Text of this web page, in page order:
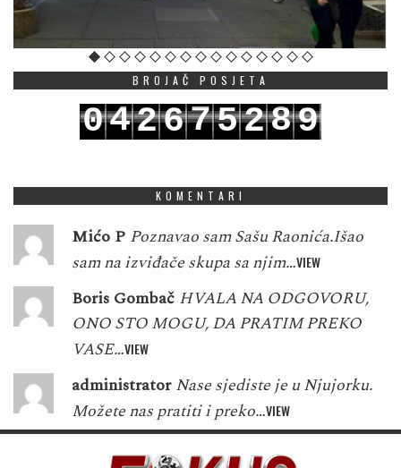
BROJAČ POSJETA
042675289
KOMENTARI
Mićo P Poznavao sam Sašu Raonića.Išao
sam na izviđače skupa sa njim…VIEW
Boris Gombač HVALA NA ODGOVORU,
ONO STO MOGU, DA PRATIM PREKO
VASE…VIEW
administrator Nase sjediste je u Njujorku.
Možete nas pratiti i preko…VIEW